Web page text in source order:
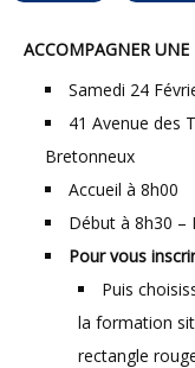
ACCOMPAGNER
Samedi 24
41 Avenue des
Bretonneux
Accueil à 8h00
Début à 8h30 –
Pour vous
Puis
la formation
rectangle